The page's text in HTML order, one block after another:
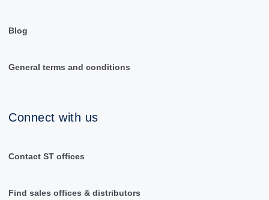
Blog
General terms and conditions
Connect with us
Contact ST offices
Find sales offices & distributors